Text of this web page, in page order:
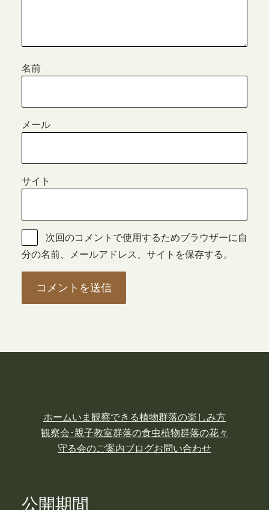
名前
メール
サイト
次回のコメントで使用するためブラウザーに自
分の名前、メールアドレス、サイトを保存する。
ホームいま観察できる植物群落の楽しみ方
観察会･親子教室群落の食虫植物群落の花々
守る会のご案内ブログお問い合わせ
公開期間